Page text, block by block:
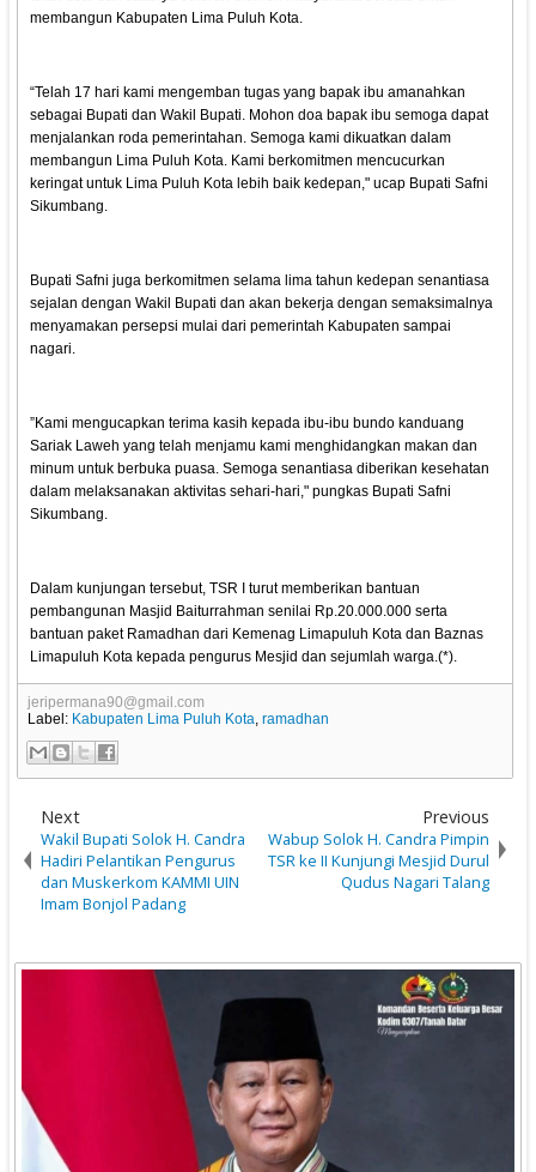
membangun Kabupaten Lima Puluh Kota.
“Telah 17 hari kami mengemban tugas yang bapak ibu amanahkan
sebagai Bupati dan Wakil Bupati. Mohon doa bapak ibu semoga dapat
menjalankan roda pemerintahan. Semoga kami dikuatkan dalam
membangun Lima Puluh Kota. Kami berkomitmen mencucurkan
keringat untuk Lima Puluh Kota lebih baik kedepan," ucap Bupati Safni
Sikumbang.
Bupati Safni juga berkomitmen selama lima tahun kedepan senantiasa
sejalan dengan Wakil Bupati dan akan bekerja dengan semaksimalnya
menyamakan persepsi mulai dari pemerintah Kabupaten sampai
nagari.
”Kami mengucapkan terima kasih kepada ibu-ibu bundo kanduang
Sariak Laweh yang telah menjamu kami menghidangkan makan dan
minum untuk berbuka puasa. Semoga senantiasa diberikan kesehatan
dalam melaksanakan aktivitas sehari-hari," pungkas Bupati Safni
Sikumbang.
Dalam kunjungan tersebut, TSR I turut memberikan bantuan
pembangunan Masjid Baiturrahman senilai Rp.20.000.000 serta
bantuan paket Ramadhan dari Kemenag Limapuluh Kota dan Baznas
Limapuluh Kota kepada pengurus Mesjid dan sejumlah warga.(*).
jeripermana90@gmail.com
Label: Kabupaten Lima Puluh Kota,ramadhan
Next
Wakil Bupati Solok H. Candra
Hadiri Pelantikan Pengurus
dan Muskerkom KAMMI UIN
Imam Bonjol Padang
Previous
Wabup Solok H. Candra Pimpin
TSR ke II Kunjungi Mesjid Durul
Qudus Nagari Talang